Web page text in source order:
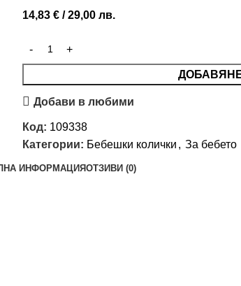
14,83 € / 29,00 лв.
Добави в любими
Код: 109338
Категории: Бебешки колички , За бебето
ИНФОРМАЦИЯОТЗИВИ (0)